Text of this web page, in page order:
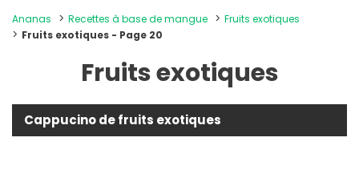
Ananas Recettes à base de mangue
Fruits exotiques
Fruits exotiques - Page 20
Fruits exotiques
Cappucino de fruits exotiques